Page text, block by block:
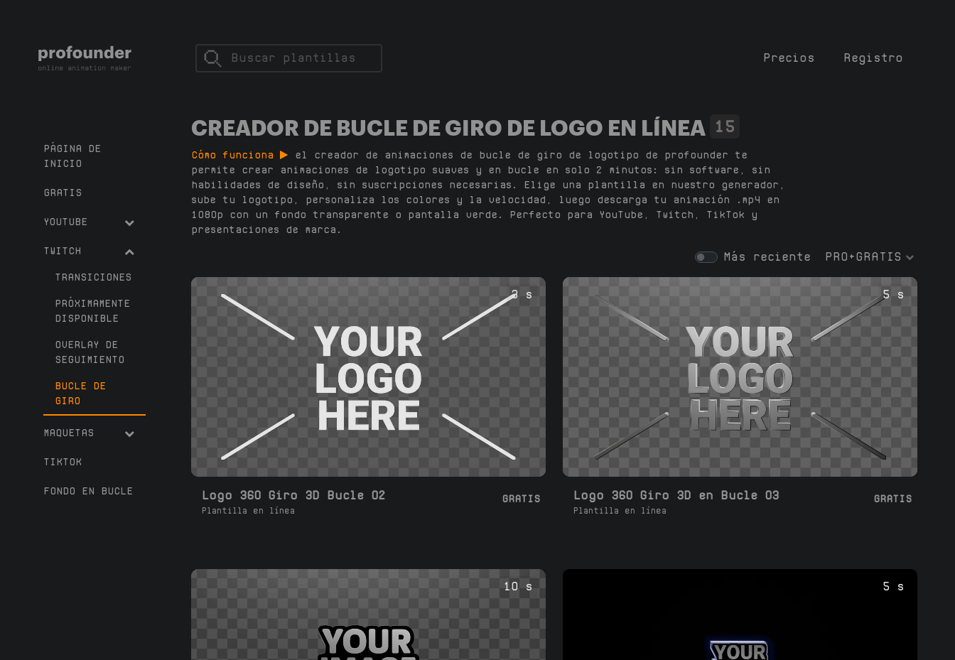
Precios Registro
PÁGINA DE
INICIO
GRATIS
YOUTUBE
TWITCH
TRANSICIONES
PRÓXIMAMENTE
DISPONIBLE
OVERLAY DE
SEGUIMIENTO
BUCLE DE
GIRO
MAQUETAS
TIKTOK
FONDO EN BUCLE
CREADOR DE BUCLE DE GIRO DE LOGO EN LÍNEA 15
Cómo funciona
el creador de animaciones de bucle de giro de logotipo de profounder te
permite crear animaciones de logotipo suaves y en bucle en solo 2 minutos: sin software, sin
habilidades de diseño, sin suscripciones necesarias. Elige una plantilla en nuestro generador,
sube tu logotipo, personaliza los colores y la velocidad, luego descarga tu animación .mp4 en
1080p con un fondo transparente o pantalla verde. Perfecto para YouTube, Twitch, TikTok y
presentaciones de marca.
Más reciente PRO+GRATIS
3 s
Logo 360 Giro 3D Bucle 02
Plantilla en línea
GRATIS
5 s
Logo 360 Giro 3D en Bucle 03
Plantilla en línea
GRATIS
10 s 5 s